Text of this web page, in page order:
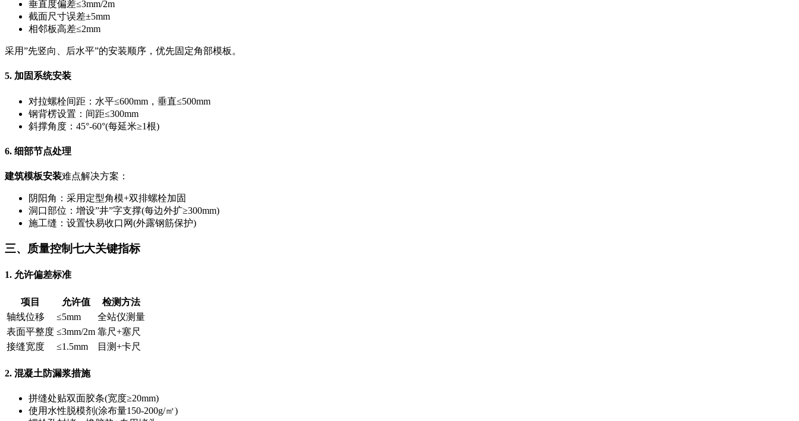
垂直度偏差≤3mm/2m
截面尺寸误差±5mm
相邻板高差≤2mm
采用”先竖向、后水平”的安装顺序，优先固定角部模板。
5. 加固系统安装
对拉螺栓间距：水平≤600mm，垂直≤500mm
钢背楞设置：间距≤300mm
斜撑角度：45°-60°(每延米≥1根)
6. 细部节点处理
建筑模板安装难点解决方案：
阴阳角：采用定型角模+双排螺栓加固
洞口部位：增设”井”字支撑(每边外扩≥300mm)
施工缝：设置快易收口网(外露钢筋保护)
三、质量控制七大关键指标
1. 允许偏差标准
项目 允许值
检测方法
轴线位移
≤5mm
全站仪测量
表面平整度 ≤3mm/2m 靠尺+塞尺
接缝宽度
≤1.5mm 目测+卡尺
2. 混凝土防漏浆措施
拼缝处贴双面胶条(宽度≥20mm)
使用水性脱模剂(涂布量150-200g/㎡)